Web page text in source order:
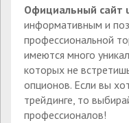
Официальный сайт
информативным и
профессиональной
имеются много
которых не
опционов. Если вы
трейдинге, то
профессионалов!